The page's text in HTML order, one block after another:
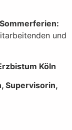
und
Köln
Supervisorin,